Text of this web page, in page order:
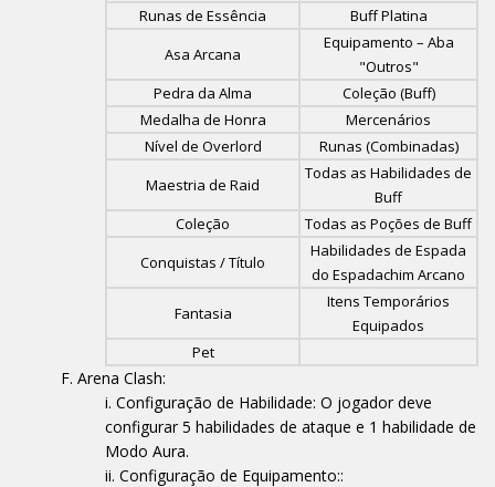
Runas de Essência
Buff Platina
Asa Arcana
Equipamento – Aba
"Outros"
Pedra da Alma
Coleção (Buff)
Medalha de Honra
Mercenários
Nível de Overlord
Runas (Combinadas)
Maestria de Raid
Todas as Habilidades de
Buff
Coleção
Todas as Poções de Buff
Conquistas / Título
Habilidades de Espada
do Espadachim Arcano
Fantasia
Itens Temporários
Equipados
Pet
Arena Clash:
Configuração de Habilidade: O jogador deve
configurar 5 habilidades de ataque e 1 habilidade de
Modo Aura.
Configuração de Equipamento::